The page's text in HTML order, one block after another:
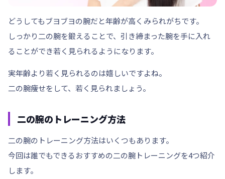
どうしてもブヨブヨの腕だと年齢が高くみられがちです。
しっかり二の腕を鍛えることで、引き締まった腕を手に入れ
ることができ若く見られるようになります。
実年齢より若く見られるのは嬉しいですよね。
二の腕痩せをして、若く見られましょう。
二の腕のトレーニング方法
二の腕のトレーニング方法はいくつもあります。
今回は誰でもできるおすすめの二の腕トレーニングを4つ紹介
します。